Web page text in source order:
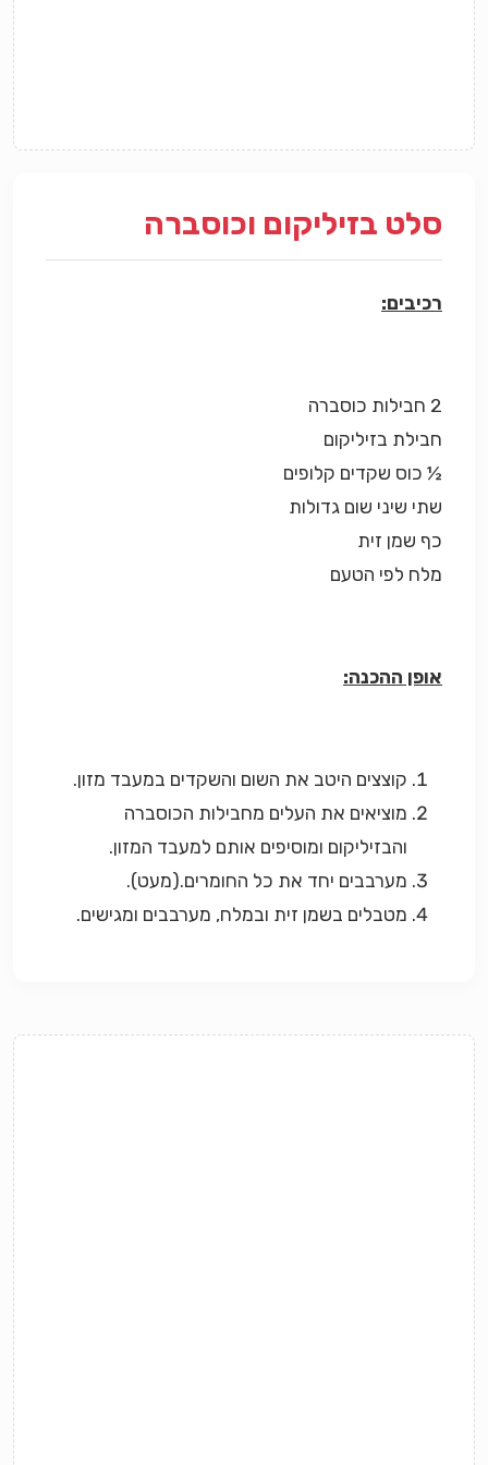
סלט בזיליקום וכוסברה
רכיבים:
2 חבילות כוסברה
חבילת בזיליקום
½ כוס שקדים קלופים
שתי שיני שום גדולות
כף שמן זית
מלח לפי הטעם
אופן ההכנה:
קוצצים היטב את השום והשקדים במעבד מזון.
מוציאים את העלים מחבילות הכוסברה
והבזיליקום ומוסיפים אותם למעבד המזון.
מערבבים יחד את כל החומרים.(מעט).
מטבלים בשמן זית ובמלח, מערבבים ומגישים.